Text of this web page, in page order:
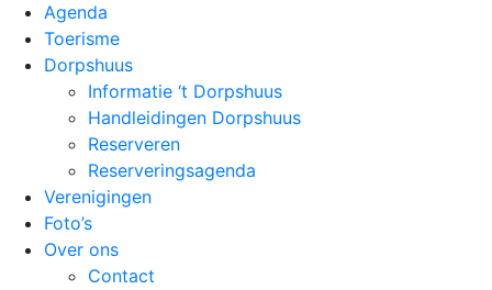
Agenda
Toerisme
Dorpshuus
Informatie ‘t Dorpshuus
Handleidingen Dorpshuus
Reserveren
Reserveringsagenda
Verenigingen
Foto’s
Over ons
Contact